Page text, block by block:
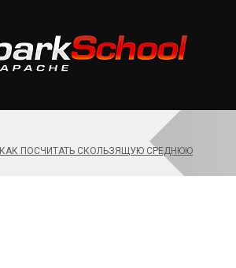
КАК ПОСЧИТАТЬ СКОЛЬЗЯЩУЮ СРЕДНЮЮ